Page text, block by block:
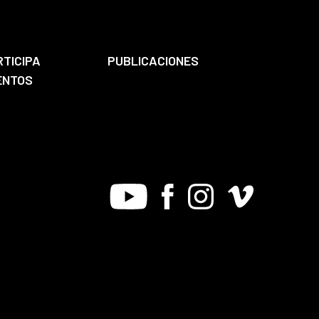
PUBLICACIONES
Youtube FacebookInstagram
Vimeo